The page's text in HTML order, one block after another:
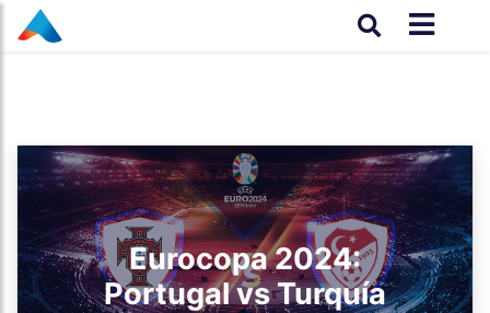
Eurocopa 2024:
Portugal vs Turquía